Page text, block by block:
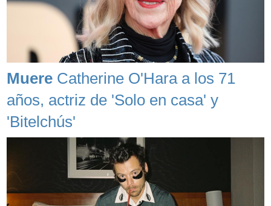
Muere Catherine O'Hara a los 71
años, actriz de 'Solo en casa' y
'Bitelchús'